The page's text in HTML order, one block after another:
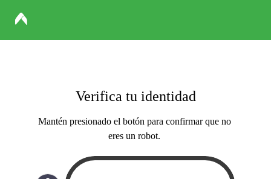
Verifica tu identidad
Mantén presionado el botón para confirmar que no
eres un robot.